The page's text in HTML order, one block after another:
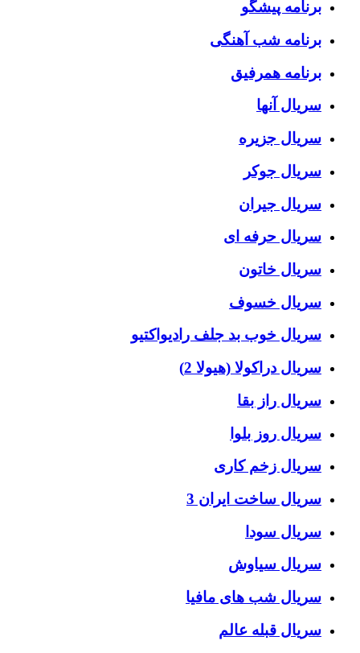
برنامه پیشگو
برنامه شب آهنگی
برنامه همرفیق
سریال آنها
سریال جزیره
سریال جوکر
سریال جیران
سریال حرفه ای
سریال خاتون
سریال خسوف
سریال خوب بد جلف رادیواکتیو
سریال دراکولا (هیولا 2)
سریال راز بقا
سریال روز بلوا
سریال زخم کاری
سریال ساخت ایران 3
سریال سودا
سریال سیاوش
سریال شب های مافیا
سریال قبله عالم